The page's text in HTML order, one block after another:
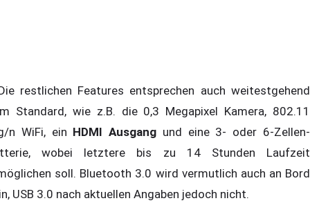
restlichen Features entsprechen auch weitestgehend
Standard, wie z.B. die 0,3 Megapixel Kamera, 802.11
n WiFi, ein HDMI Ausgang und eine 3- oder 6-Zellen-
wobei letztere bis zu 14 Stunden Laufzeit
soll. Bluetooth 3.0 wird vermutlich auch an Bord
USB 3.0 nach aktuellen Angaben jedoch nicht.